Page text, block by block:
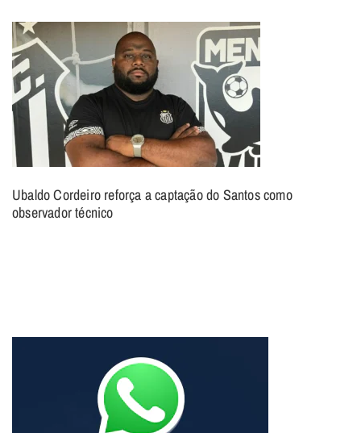
Ubaldo Cordeiro reforça a captação do Santos como
observador técnico